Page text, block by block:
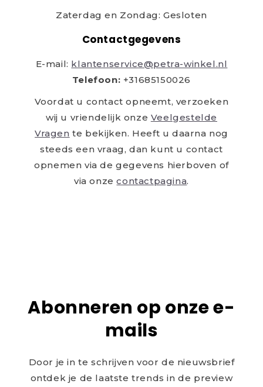
Zaterdag en Zondag: Gesloten
Contactgegevens
E-mail: klantenservice@petra-winkel.nl
Telefoon: +31685150026
Voordat u contact opneemt, verzoeken
wij u vriendelijk onze Veelgestelde
Vragen te bekijken. Heeft u daarna nog
steeds een vraag, dan kunt u contact
opnemen via de gegevens hierboven of
via onzecontactpagina.
Abonneren op onze e-
mails
Door je in te schrijven voor de nieuwsbrief
ontdek je de laatste trends in de preview